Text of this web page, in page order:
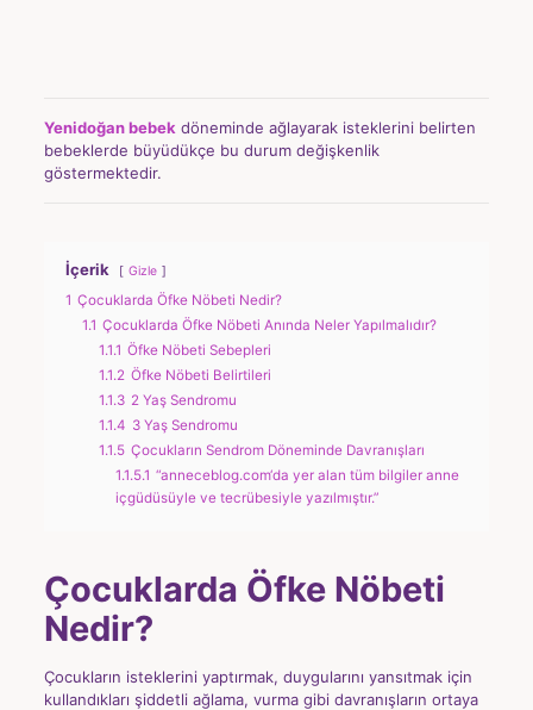
Yenidoğan bebek döneminde ağlayarak isteklerini belirten
bebeklerde büyüdükçe bu durum değişkenlik
göstermektedir.
İçerik Gizle
1 Çocuklarda Öfke Nöbeti Nedir?
1.1 Çocuklarda Öfke Nöbeti Anında Neler Yapılmalıdır?
1.1.1 Öfke Nöbeti Sebepleri
1.1.2 Öfke Nöbeti Belirtileri
1.1.3 2 Yaş Sendromu
1.1.4 3 Yaş Sendromu
1.1.5 Çocukların Sendrom Döneminde Davranışları
1.1.5.1 “anneceblog.com‘da yer alan tüm bilgiler anne
içgüdüsüyle ve tecrübesiyle yazılmıştır.”
Çocuklarda Öfke Nöbeti
Nedir?
Çocukların isteklerini yaptırmak, duygularını yansıtmak için
kullandıkları şiddetli ağlama, vurma gibi davranışların ortaya